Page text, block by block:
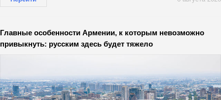
Главные особенности Армении, к которым невозможно
привыкнуть: русским здесь будет тяжело